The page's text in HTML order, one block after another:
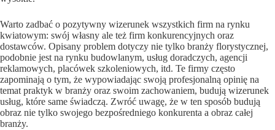
Warto zadbać o pozytywny wizerunek wszystkich firm na rynku
kwiatowym: swój własny ale też firm konkurencyjnych oraz
dostawców. Opisany problem dotyczy nie tylko branży florystycznej,
podobnie jest na rynku budowlanym, usług doradczych, agencji
reklamowych, placówek szkoleniowych, itd. Te firmy często
zapominają o tym, że wypowiadając swoją profesjonalną opinię na
temat praktyk w branży oraz swoim zachowaniem, budują wizerunek
usług, które same świadczą. Zwróć uwagę, że w ten sposób budują
obraz nie tylko swojego bezpośredniego konkurenta a obraz całej
branży.